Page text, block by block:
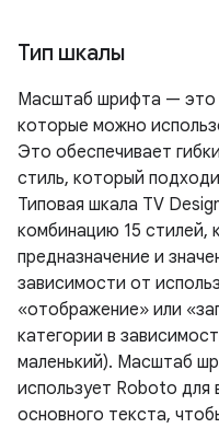
Тип шкалы
Масштаб шрифта — это
которые можно
Это обеспечивает
стиль, который
Типовая шкала TV
комбинацию 15 стилей,
предназначение и
зависимости от
«отображение» или
категории в
маленький). Масштаб
использует Roboto для
основного текста,